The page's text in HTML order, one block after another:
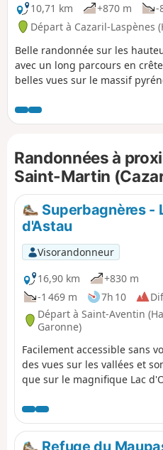
10,71 km
+870 m -
Départ à Cazaril-Laspènes
Belle randonnée sur les
avec un long parcours en
belles vues sur le massif
sauf sur un court passage au
pente raide et où il faut avoir
Randonnées à
Saint-Martin
Superbagnères -
d'Astau
Visorandonneur
16,90 km
+830 m
-1 469 m
7h 10
Départ à Saint-Aventin
Garonne)
Facilement accessible sans
des vues sur les vallées et
que sur le magnifique Lac
retour se fera en transport
gare de Luchon.